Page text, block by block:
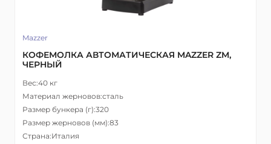
Mazzer
КОФЕМОЛКА АВТОМАТИЧЕСКАЯ MAZZER ZM,
ЧЕРНЫЙ
Вес:40 кг
Материал жерновов:сталь
Размер бункера (г):320
Размер жерновов (мм):83
Страна:Италия